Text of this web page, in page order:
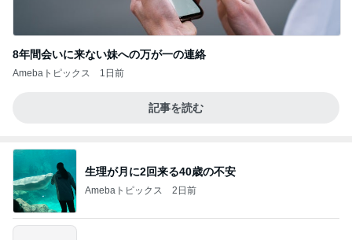
8年間会いに来ない妹への万が一の連絡
Amebaトピックス 1日前
記事を読む
生理が月に2回来る40歳の不安
Amebaトピックス 2日前